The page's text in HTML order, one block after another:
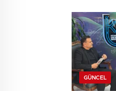
GÜNCEL